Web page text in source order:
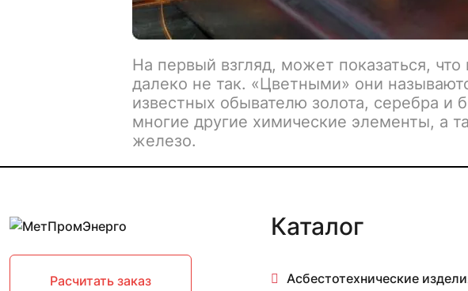
На первый взгляд, может показаться,
далеко не так. «Цветными» они
известных обывателю золота, серебра
многие другие химические элементы, а
железо.
Расчитать заказ
Каталог
Асбестотехнические